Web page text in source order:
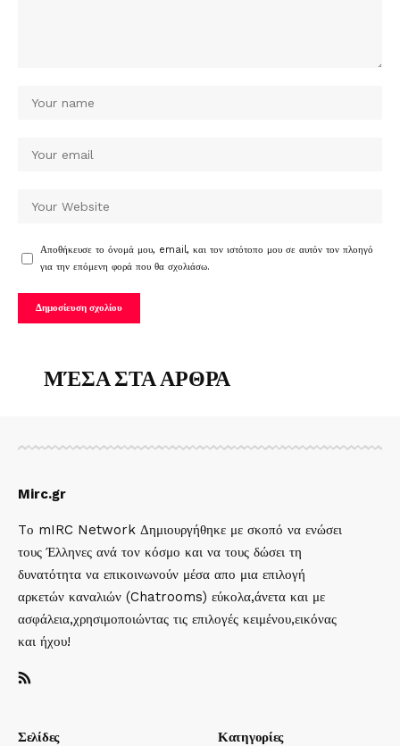
Αποθήκευσε το όνομά μου, email, και τον ιστότοπο μου σε αυτόν τον πλοηγό
για την επόμενη φορά που θα σχολιάσω.
ΜΈΣΑ ΣΤΑ ΑΡΘΡΑ
Mirc.gr
Tο mIRC Network Δημιουργήθηκε με σκοπό να ενώσει
τους Έλληνες ανά τον κόσμο και να τους δώσει τη
δυνατότητα να επικοινωνούν μέσα απο μια επιλογή
αρκετών καναλιών (Chatrooms) εύκολα,άνετα και με
ασφάλεια,χρησιμοποιώντας τις επιλογές κειμένου,εικόνας
και ήχου!
Σελίδες Κατηγορίες